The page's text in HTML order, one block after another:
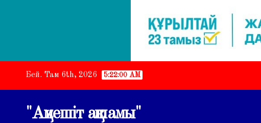
Бей. Там 6th, 2026 5:22:01 AM
"Ақмешіт ақшамы"